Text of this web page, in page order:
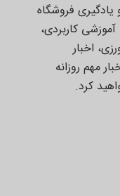
فروشگاه
کاربردی،
اخبار
مهم روزانه
کرد.